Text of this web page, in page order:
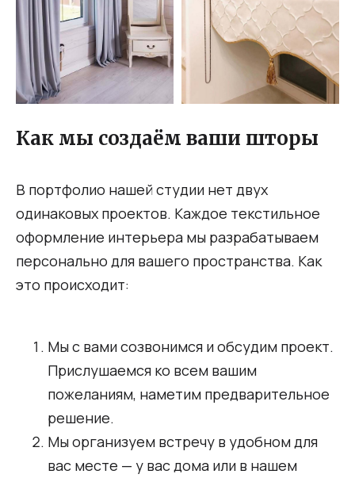
Как мы создаём ваши шторы
В портфолио нашей студии нет двух
одинаковых проектов. Каждое текстильное
оформление интерьера мы разрабатываем
персонально для вашего пространства. Как
это происходит:
Мы с вами созвонимся и обсудим проект.
Прислушаемся ко всем вашим
пожеланиям, наметим предварительное
решение.
Мы организуем встречу в удобном для
вас месте — у вас дома или в нашем